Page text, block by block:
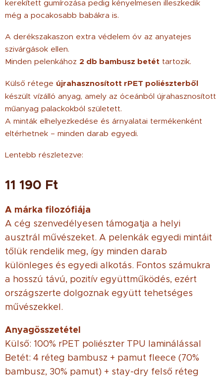
kerekített gumírozása pedig kényelmesen illeszkedik
még a pocakosabb babákra is.
A derékszakaszon extra védelem óv az anyatejes
szivárgások ellen.
Minden pelenkához 2 db bambusz betét tartozik.
Külső rétege újrahasznosított rPET poliészterből
készült vízálló anyag, amely az óceánból újrahasznosított
műanyag palackokból született.
A minták elhelyezkedése és árnyalatai termékenként
eltérhetnek – minden darab egyedi.
Lentebb részletezve:
11 190 Ft
A márka filozófiája
A cég szenvedélyesen támogatja a helyi
ausztrál művészeket. A pelenkák egyedi mintáit
tőlük rendelik meg, így minden darab
különleges és egyedi alkotás. Fontos számukra
a hosszú távú, pozitív együttműködés, ezért
országszerte dolgoznak együtt tehetséges
művészekkel.
Anyagösszetétel
Külső: 100% rPET poliészter TPU laminálással
Betét: 4 réteg bambusz + pamut fleece (70%
bambusz, 30% pamut) + stay-dry felső réteg